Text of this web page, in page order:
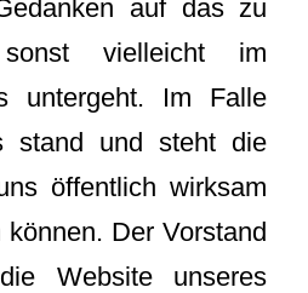
auf das zu
vielleicht im
untergeht. Im Falle
stand und steht die
öffentlich wirksam
Der Vorstand
Website unseres